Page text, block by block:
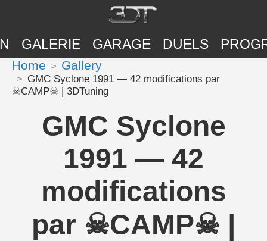
GALERIE GARAGE DUELS
Home Gallery
GMC Syclone 1991 — 42 modifications par
☠CAMP☠ | 3DTuning
GMC Syclone
1991 — 42
modifications
par ☠CAMP☠ |